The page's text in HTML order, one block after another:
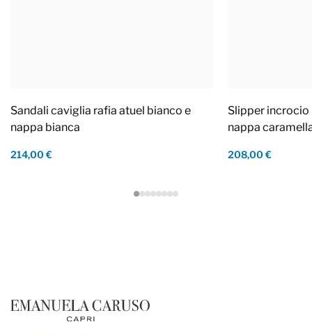
Sandali caviglia rafia atuel bianco e
nappa bianca
214,00 €
Slipper incrocio
nappa
208,00 €